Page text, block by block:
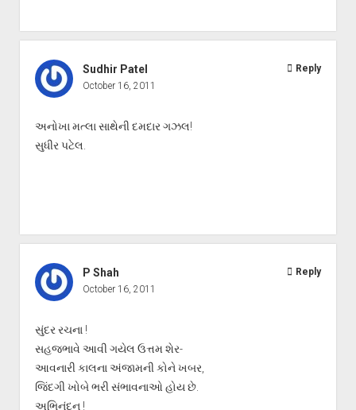
Sudhir Patel
October 16, 2011
અનોખા મત્લા સાથેની દમદાર ગઝલ!
સુધીર પટેલ.
Reply
P Shah
October 16, 2011
સુંદર રચના !
સહજભાવે આવી ગયેલ ઉત્તમ શેર-
આવનારી કાલના અંજામની કોને ખબર,
જિંદગી ખોબે ભરી સંભાવનાઓ હોય છે.
અભિનંદન !
Reply